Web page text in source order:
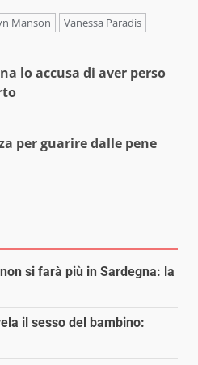
Manson Vanessa Paradis
lo accusa di aver perso
per guarire dalle pene
si farà più in Sardegna: la
il sesso del bambino: